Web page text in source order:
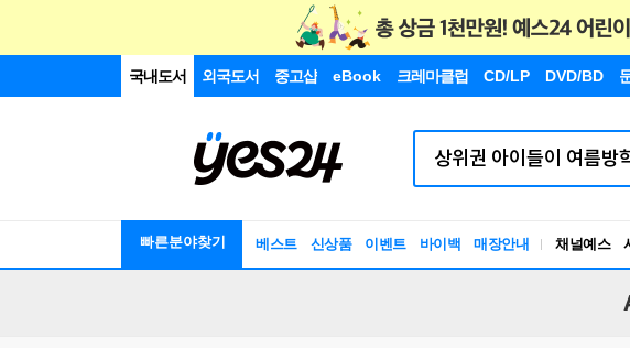
국내도서 외국도서 중고샵 eBook 크레마클럽 CD/LP DVD/BD
빠른분야찾기 베스트 신상품 이벤트 바이백 매장안내 채널예스